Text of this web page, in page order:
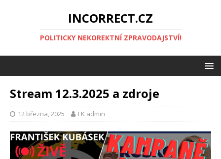
INCORRECT.CZ
POLITICKY NEKOREKTNÍ ZPRAVODAJSTVÍ!
Stream 12.3.2025 a zdroje
12 března, 2025 FK admin